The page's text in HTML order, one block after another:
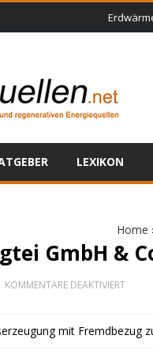
LEXIKON
Home
GmbH &
KOMMENTARE DEAKTIVIERTFÜR
&
mit Fremdbezug